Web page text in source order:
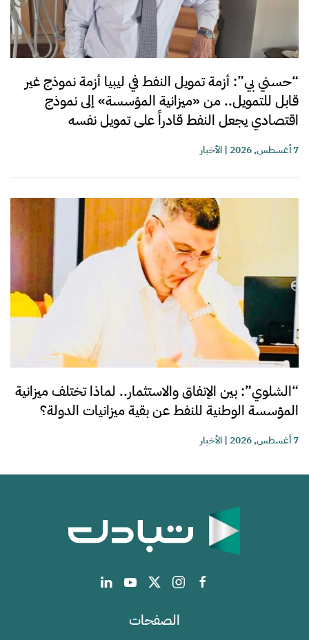
“حسني بي”: أزمة تمويل النفط في ليبيا أزمة نموذج غير
قابل للتمويل.. من «ميزانية المؤسسة» إلى نموذج
اقتصادي يجعل النفط قادراً على تمويل نفسه
7 أغسطس, 2026 |الأخبار
“الشلوي”: بين الإنفاق والاستثمار.. لماذا تختلف ميزانية
المؤسسة الوطنية للنفط عن بقية ميزانيات الدولة؟
7 أغسطس, 2026 |الأخبار
الصفحات